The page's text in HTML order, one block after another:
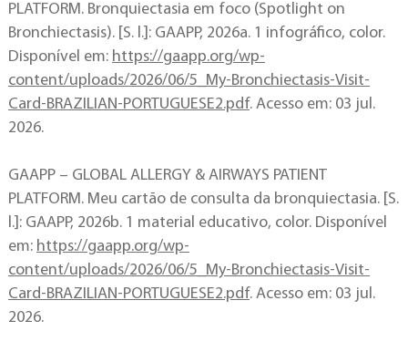
PLATFORM. Bronquiectasia em foco (Spotlight on
Bronchiectasis). [S. l.]: GAAPP, 2026a. 1 infográfico, color.
Disponível em: https://gaapp.org/wp-
content/uploads/2026/06/5_My-Bronchiectasis-Visit-
Card-BRAZILIAN-PORTUGUESE2.pdf. Acesso em: 03 jul.
2026.
GAAPP – GLOBAL ALLERGY & AIRWAYS PATIENT
PLATFORM. Meu cartão de consulta da bronquiectasia. [S.
l.]: GAAPP, 2026b. 1 material educativo, color. Disponível
em: https://gaapp.org/wp-
content/uploads/2026/06/5_My-Bronchiectasis-Visit-
Card-BRAZILIAN-PORTUGUESE2.pdf. Acesso em: 03 jul.
2026.